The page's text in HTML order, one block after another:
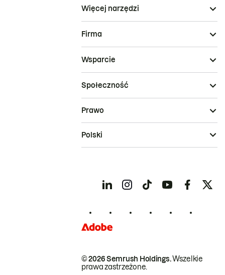
Więcej narzędzi
Firma
Wsparcie
Społeczność
© 2026 Semrush Holdings.Wszelkie
prawa zastrzeżone.
Prawo
Polski